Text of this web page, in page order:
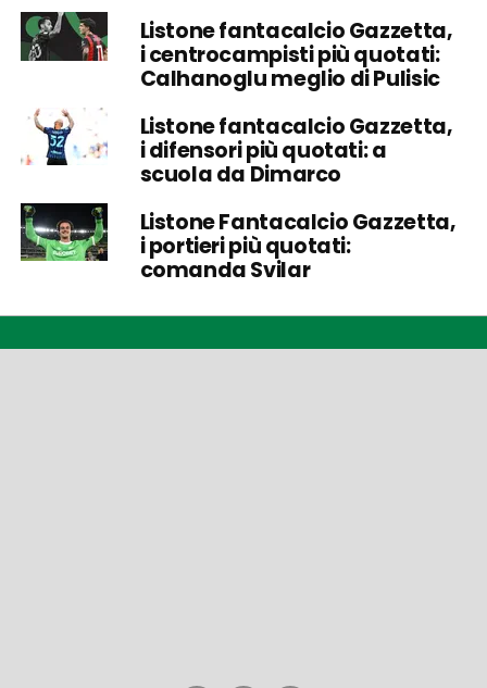
Listone fantacalcio Gazzetta,
i centrocampisti più quotati:
Calhanoglu meglio di Pulisic
Listone fantacalcio Gazzetta,
i difensori più quotati: a
scuola da Dimarco
Listone Fantacalcio Gazzetta,
i portieri più quotati:
comanda Svilar